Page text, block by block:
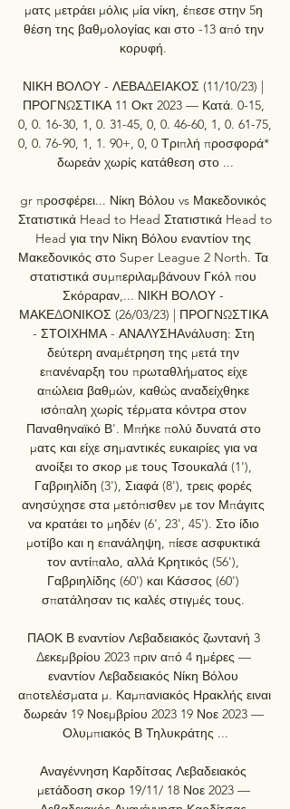
ματς μετράει μόλις μία νίκη, έπεσε στην 5η
θέση της βαθμολογίας και στο -13 από την
κορυφή.
ΝΙΚΗ ΒΟΛΟΥ - ΛΕΒΑΔΕΙΑΚΟΣ (11/10/23) |
ΠΡΟΓΝΩΣΤΙΚΑ 11 Οκτ 2023 — Κατά. 0-15,
0, 0. 16-30, 1, 0. 31-45, 0, 0. 46-60, 1, 0. 61-75,
0, 0. 76-90, 1, 1. 90+, 0, 0 Τριπλή προσφορά*
δωρεάν χωρίς κατάθεση στο ...
gr προσφέρει... Νίκη Βόλου vs Μακεδονικός
Στατιστικά Head to Head Στατιστικά Head to
Head για την Νίκη Βόλου εναντίον της
Μακεδονικός στο Super League 2 North. Τα
στατιστικά συμπεριλαμβάνουν Γκόλ που
Σκόραραν,... ΝΙΚΗ ΒΟΛΟΥ -
ΜΑΚΕΔΟΝΙΚΟΣ (26/03/23) | ΠΡΟΓΝΩΣΤΙΚΑ
- ΣΤΟΙΧΗΜΑ - ΑΝΑΛΥΣΗΑνάλυση: Στη
δεύτερη αναμέτρηση της μετά την
επανέναρξη του πρωταθλήματος είχε
απώλεια βαθμών, καθώς αναδείχθηκε
ισόπαλη χωρίς τέρματα κόντρα στον
Παναθηναϊκό Β'. Μπήκε πολύ δυνατά στο
ματς και είχε σημαντικές ευκαιρίες για να
ανοίξει το σκορ με τους Τσουκαλά (1'),
Γαβριηλίδη (3'), Σιαφά (8'), τρεις φορές
ανησύχησε στα μετόπισθεν με τον Μπάγιτς
να κρατάει το μηδέν (6', 23', 45'). Στο ίδιο
μοτίβο και η επανάληψη, πίεσε ασφυκτικά
τον αντίπαλο, αλλά Κρητικός (56'),
Γαβριηλίδης (60') και Κάσσος (60')
σπατάλησαν τις καλές στιγμές τους.
ΠΑΟΚ Β εναντίον Λεβαδειακός ζωντανή 3
Δεκεμβρίου 2023 πριν από 4 ημέρες —
εναντίον Λεβαδειακός Νίκη Βόλου
αποτελέσματα μ. Καμπανιακός Ηρακλής ειναι
δωρεάν 19 Νοεμβρίου 2023 19 Νοε 2023 —
Ολυμπιακός Β Τηλυκράτης ...
Αναγέννηση Καρδίτσας Λεβαδειακός
μετάδοση σκορ 19/11/ 18 Νοε 2023 —